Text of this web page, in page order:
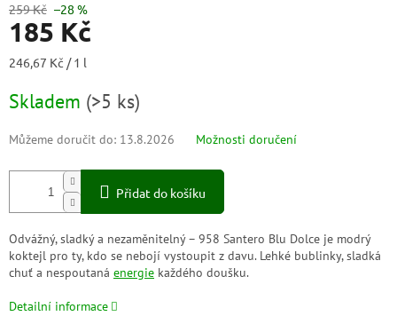
259 Kč –28 %
185 Kč
Měrná
246,67 Kč / 1 l
Skladem (>5 ks)
Můžeme doručit do: 13.8.2026 Možnosti doručení
Přidat do košíku
Odvážný, sladký a nezaměnitelný – 958 Santero Blu Dolce je modrý
koktejl pro ty, kdo se nebojí vystoupit z davu. Lehké bublinky, sladká
chuť a nespoutaná energie každého doušku.
Detailní informace